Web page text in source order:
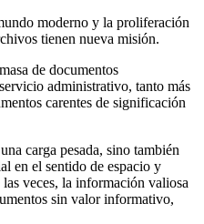
moderno y la proliferación
tienen nueva misión.
de documentos
administrativo, tanto más
carentes de significación
carga pesada, sino también
en el sentido de espacio y
veces, la información valiosa
sin valor informativo,